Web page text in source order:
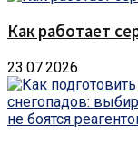
Как работает
23.07.2026